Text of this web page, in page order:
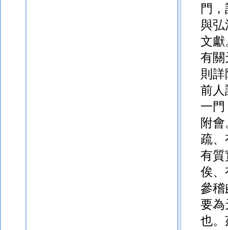
門
與弘
文獻
有關
則
前人
一
附會
疏
有質
俟、
參稽
要為
也。